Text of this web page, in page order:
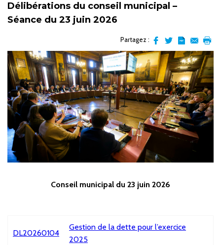
Délibérations du conseil municipal –
Séance du 23 juin 2026
Partagez :
sur
facebook
sur
Twitter
l'article
en
pdf
par
email
Conseil municipal du 23 juin 2026
DL20260104
Gestion de la dette pour l’exercice
2025